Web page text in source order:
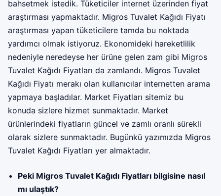
bahsetmek istedik. Tüketiciler internet üzerinden fiyat
araştırması yapmaktadır. Migros Tuvalet Kağıdı Fiyatı
araştırması yapan tüketicilere tamda bu noktada
yardımcı olmak istiyoruz. Ekonomideki hareketlilik
nedeniyle neredeyse her ürüne gelen zam gibi Migros
Tuvalet Kağıdı Fiyatları da zamlandı. Migros Tuvalet
Kağıdı Fiyatı merakı olan kullanıcılar internetten arama
yapmaya başladılar. Market Fiyatları sitemiz bu
konuda sizlere hizmet sunmaktadır. Market
ürünlerindeki fiyatların güncel ve zamlı oranlı sürekli
olarak sizlere sunmaktadır. Bugünkü yazımızda Migros
Tuvalet Kağıdı Fiyatları yer almaktadır.
Peki Migros Tuvalet Kağıdı Fiyatları bilgisine nasıl
mı ulaştık?